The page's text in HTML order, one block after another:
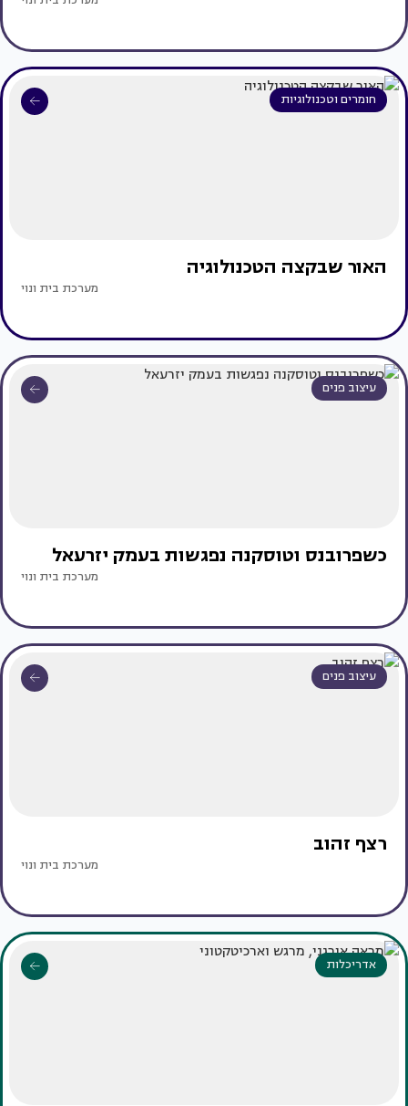
חומרים וטכנולוגיות
האור שבקצה הטכנולוגיה
מערכת בית ונוי
עיצוב פנים
כשפרובנס וטוסקנה נפגשות בעמק יזרעאל
מערכת בית ונוי
עיצוב פנים
רצף זהוב
מערכת בית ונוי
אדריכלות